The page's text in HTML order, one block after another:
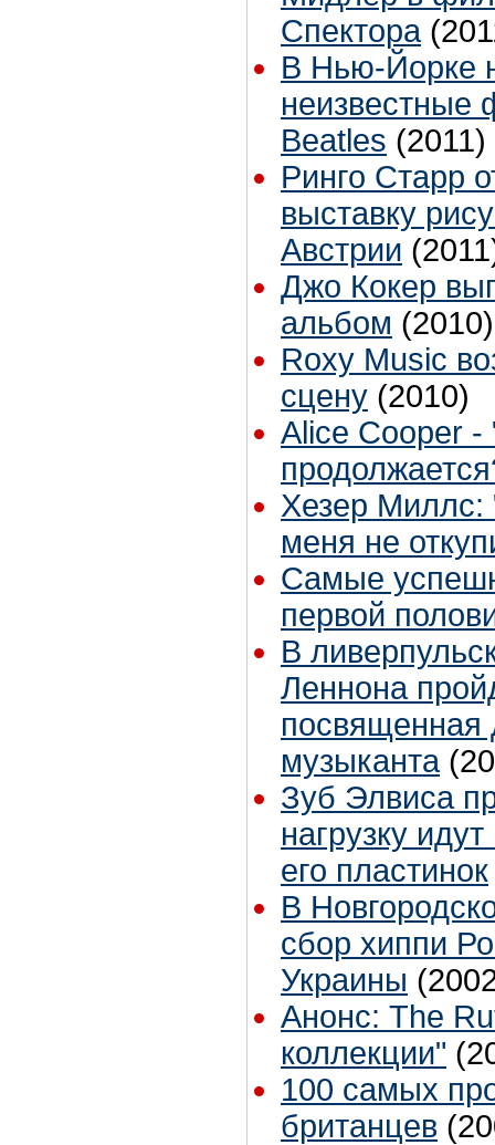
Спектора
В Нью-Йорке
неизвестные
Beatles (2011)
Ринго Старр
выставку
Австрии
Джо Кокер
альбом (2010)
Roxy Music
сцену (2010)
Alice Cooper
Хезер Миллс:
меня не
Самые
первой
В
Леннона
посвященная
музыканта
Зуб Элвиса
нагрузку
его пластинок
В
сбор хиппи
Украины
Анонс: The
коллекции"
100 самых
британцев